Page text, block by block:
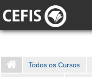
Todos os Cursos